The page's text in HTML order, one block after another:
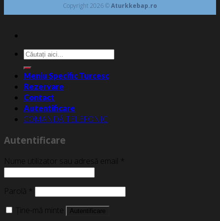
Copyright 2026 ©Aturkkebap.ro
Caută
după:
Meniu Specific Turcesc
Rezervare
Contact
Autentificare
COMANDĂ TELEFONIC
Autentificare
Nume utilizator sau adresă email *
Parolă *
Ține-mă minte
Autentificare